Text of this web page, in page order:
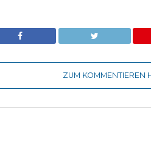
ZUM KOMMENTIEREN